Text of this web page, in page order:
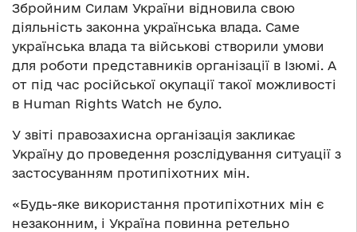
Збройним Силам України відновила свою
діяльність законна українська влада. Саме
українська влада та військові створили умови
для роботи представників організації в Ізюмі. А
от під час російської окупації такої можливості
в Human Rights Watch не було.
У звіті правозахисна організація закликає
Україну до проведення розслідування ситуації з
застосуванням протипіхотних мін.
«Будь-яке використання протипіхотних мін є
незаконним, і Україна повинна ретельно